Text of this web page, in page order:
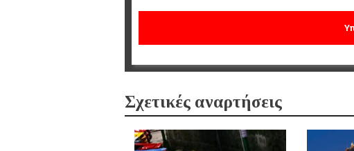
Σχετικές αναρτήσεις